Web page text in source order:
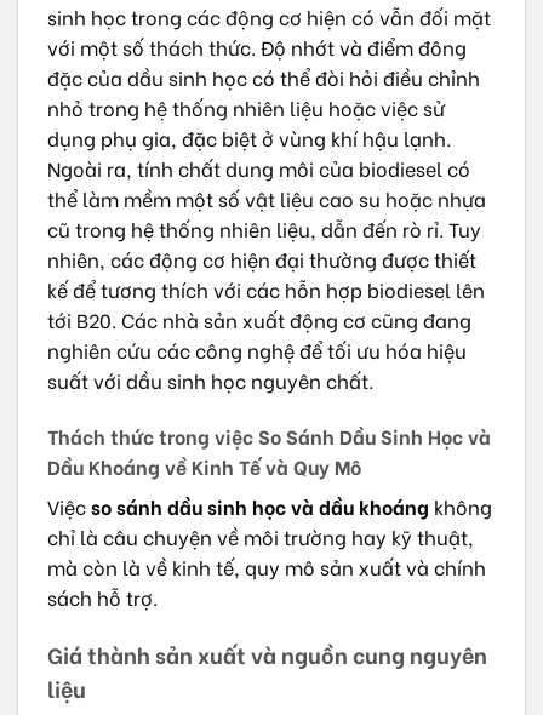
sinh học trong các động cơ hiện có vẫn đối mặt
với một số thách thức. Độ nhớt và điểm đông
đặc của dầu sinh học có thể đòi hỏi điều chỉnh
nhỏ trong hệ thống nhiên liệu hoặc việc sử
dụng phụ gia, đặc biệt ở vùng khí hậu lạnh.
Ngoài ra, tính chất dung môi của biodiesel có
thể làm mềm một số vật liệu cao su hoặc nhựa
cũ trong hệ thống nhiên liệu, dẫn đến rò rỉ. Tuy
nhiên, các động cơ hiện đại thường được thiết
kế để tương thích với các hỗn hợp biodiesel lên
tới B20. Các nhà sản xuất động cơ cũng đang
nghiên cứu các công nghệ để tối ưu hóa hiệu
suất với dầu sinh học nguyên chất.
Thách thức trong việc So Sánh Dầu Sinh Học và
Dầu Khoáng về Kinh Tế và Quy Mô
Việcso sánh dầu sinh học và dầu khoáng không
chỉ là câu chuyện về môi trường hay kỹ thuật,
mà còn là về kinh tế, quy mô sản xuất và chính
sách hỗ trợ.
Giá thành sản xuất và nguồn cung nguyên
liệu